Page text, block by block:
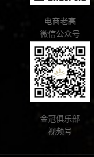
电商老高
微信公众号
金冠俱乐部
视频号